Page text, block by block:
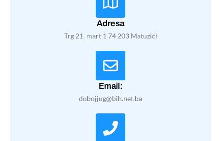
Adresa
Trg 21. mart 1 74 203 Matuzići
Email:
dobojjug@bih.net.ba